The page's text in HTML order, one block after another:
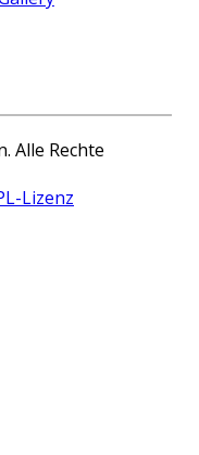
Alle Rechte
Lizenz